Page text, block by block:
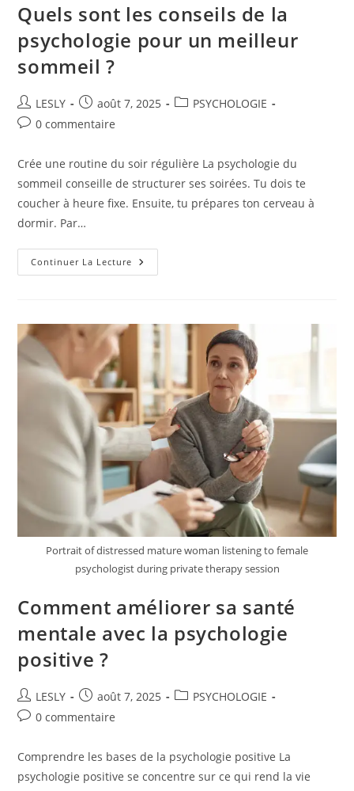
Quels sont les conseils de la
psychologie pour un meilleur
sommeil ?
Auteur/autrice
de
LESLY
Publication
publiée :
août 7, 2025
PostPSYCHOLOGIE
Commentaires
la
publication :
0 commentaire
Crée une routine du soir régulière La psychologie du
sommeil conseille de structurer ses soirées. Tu dois te
coucher à heure fixe. Ensuite, tu prépares ton cerveau à
dormir. Par…
Continuer La Lecture Quels
Sont
Psychologie
Pour
Meilleur
Sommeil
?
Portrait of distressed mature woman listening to female
psychologist during private therapy session
Comment améliorer sa santé
mentale avec la psychologie
positive ?
Auteur/autrice
de
LESLY
Publication
publiée :
août 7, 2025
PostPSYCHOLOGIE
Commentaires
la
publication :
0 commentaire
Comprendre les bases de la psychologie positive La
psychologie positive se concentre sur ce qui rend la vie